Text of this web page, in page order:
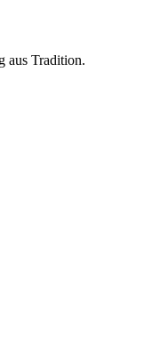
aus Tradition.